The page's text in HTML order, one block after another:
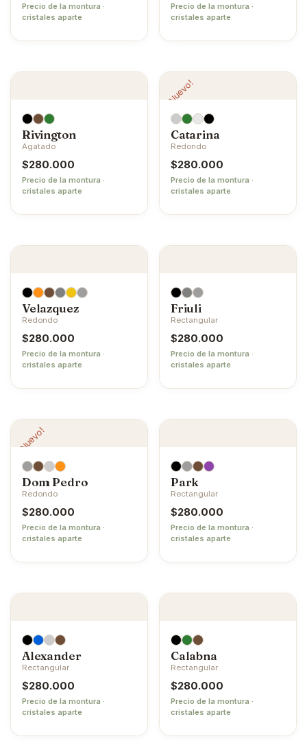
Precio de la montura ·
cristales aparte
Precio de la montura ·
cristales aparte
Rivington
Agatado
$280.000
Precio de la montura ·
cristales aparte
¡Nuevo!
Catarina
Redondo
$280.000
Precio de la montura ·
cristales aparte
Velazquez
Redondo
$280.000
Precio de la montura ·
cristales aparte
Friuli
Rectangular
$280.000
Precio de la montura ·
cristales aparte
¡Nuevo!
Dom Pedro
Redondo
$280.000
Precio de la montura ·
cristales aparte
Park
Rectangular
$280.000
Precio de la montura ·
cristales aparte
Alexander
Rectangular
$280.000
Precio de la montura ·
cristales aparte
Calabna
Rectangular
$280.000
Precio de la montura ·
cristales aparte